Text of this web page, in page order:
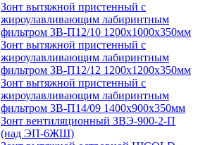
Зонт вытяжной пристенный с
жироулавливающим лабиринтным
фильтром ЗВ-П12/10 1200х1000х350мм
Зонт вытяжной пристенный с
жироулавливающим лабиринтным
фильтром ЗВ-П12/12 1200х1200х350мм
Зонт вытяжной пристенный с
жироулавливающим лабиринтным
фильтром ЗВ-П14/09 1400х900х350мм
Зонт вентиляционный ЗВЭ-900-2-П
(над ЭП-6ЖШ)